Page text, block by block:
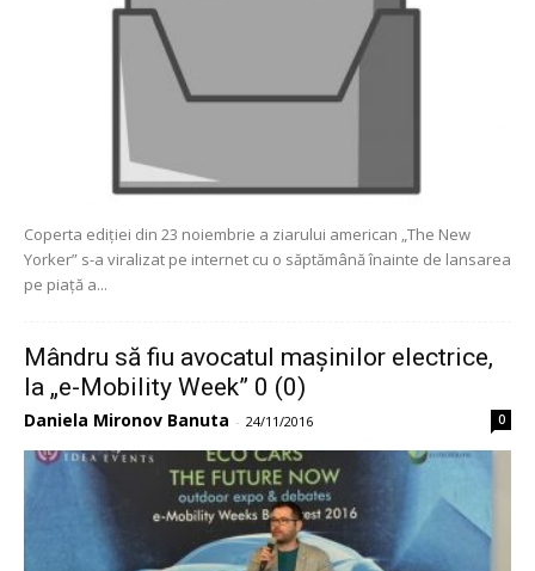
Coperta ediției din 23 noiembrie a ziarului american „The New
Yorker” s-a viralizat pe internet cu o săptămână înainte de lansarea
pe piață a...
Mândru să fiu avocatul mașinilor electrice,
la „e-Mobility Week” 0 (0)
Daniela Mironov Banuta - 24/11/2016 0